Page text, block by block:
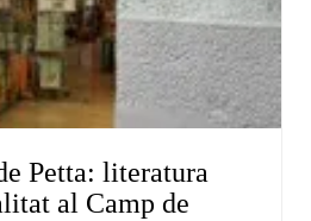
Petta: literatura
al Camp de